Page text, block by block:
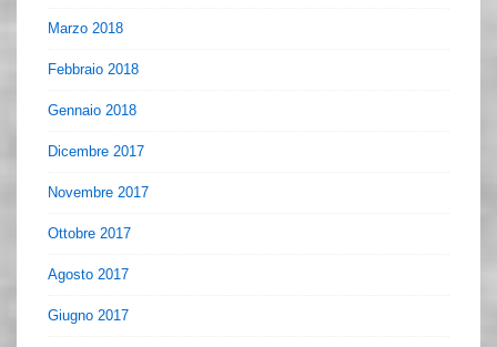
Marzo 2018
Febbraio 2018
Gennaio 2018
Dicembre 2017
Novembre 2017
Ottobre 2017
Agosto 2017
Giugno 2017